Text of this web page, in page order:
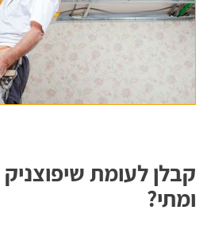
קבלן לעומת
ומתי?